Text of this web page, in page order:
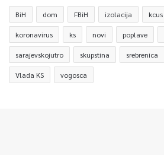
BiH dom FBiH izolacija kcus
koronavirus ks novi poplave
sarajevskojutro skupstina srebrenica
Vlada KS vogosca